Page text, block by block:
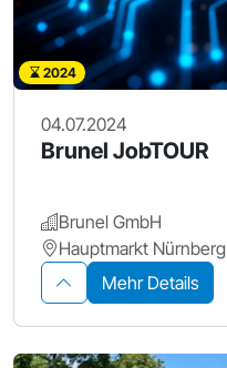
2024
04.07.2024
Brunel JobTOUR
Brunel GmbH
Hauptmarkt Nürnberg
Mehr Details